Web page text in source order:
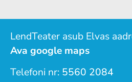
LendTeater asub Elvas
Ava google maps
Telefoni nr: 5560 2084